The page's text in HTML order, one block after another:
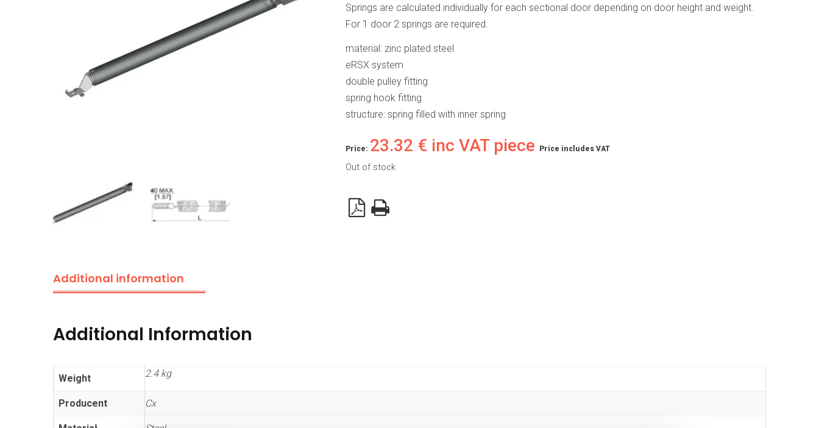
Springs are calculated individually for each sectional door depending on door height and weight.
For 1 door 2 springs are required.
material: zinc plated steel
eRSX system
double pulley fitting
spring hook fitting
structure: spring filled with inner spring
Price: 23.32 € inc VAT piece Price includes VAT
Out of stock
Additional information
Additional Information
Weight 2.4 kg
Producent Cx